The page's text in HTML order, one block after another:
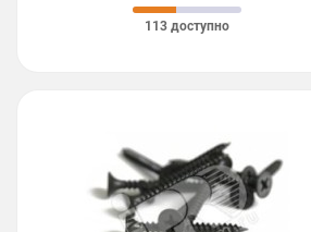
113 доступно